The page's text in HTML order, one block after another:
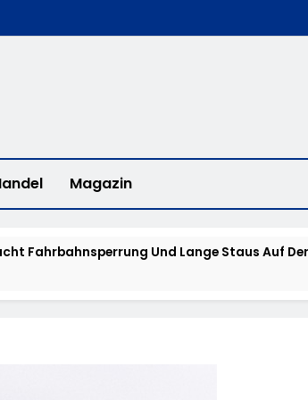
Magazin
Fahrbahnsperrung Und Lange Staus Auf
In Bad Camberg
Keine Chance Geben“ –
Bittet Um Hinweise Zum Aufenthalt Von